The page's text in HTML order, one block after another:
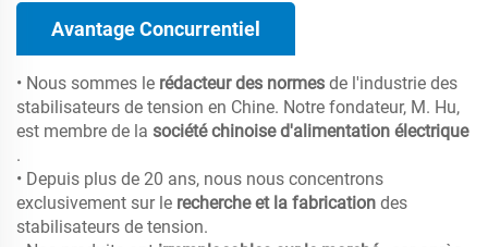
Avantage Concurrentiel
• Nous sommes le rédacteur des normes de l'industrie des
stabilisateurs de tension en Chine. Notre fondateur, M. Hu,
est membre de la société chinoise d'alimentation électrique
.
• Depuis plus de 20 ans, nous nous concentrons
exclusivement sur le recherche et la fabrication des
stabilisateurs de tension.